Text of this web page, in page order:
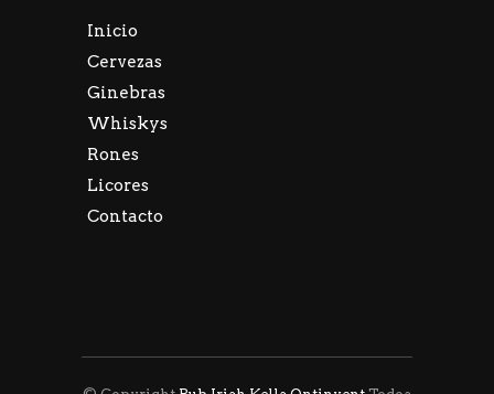
Inicio
Cervezas
Ginebras
Whiskys
Rones
Licores
Contacto